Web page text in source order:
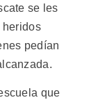
se les
heridos
pedían
que